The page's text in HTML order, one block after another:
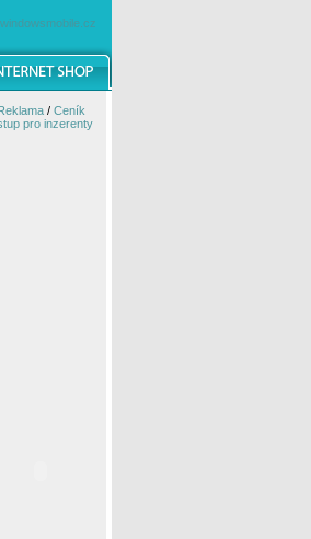
windowsmobile.cz
/ Ceník
pro inzerenty